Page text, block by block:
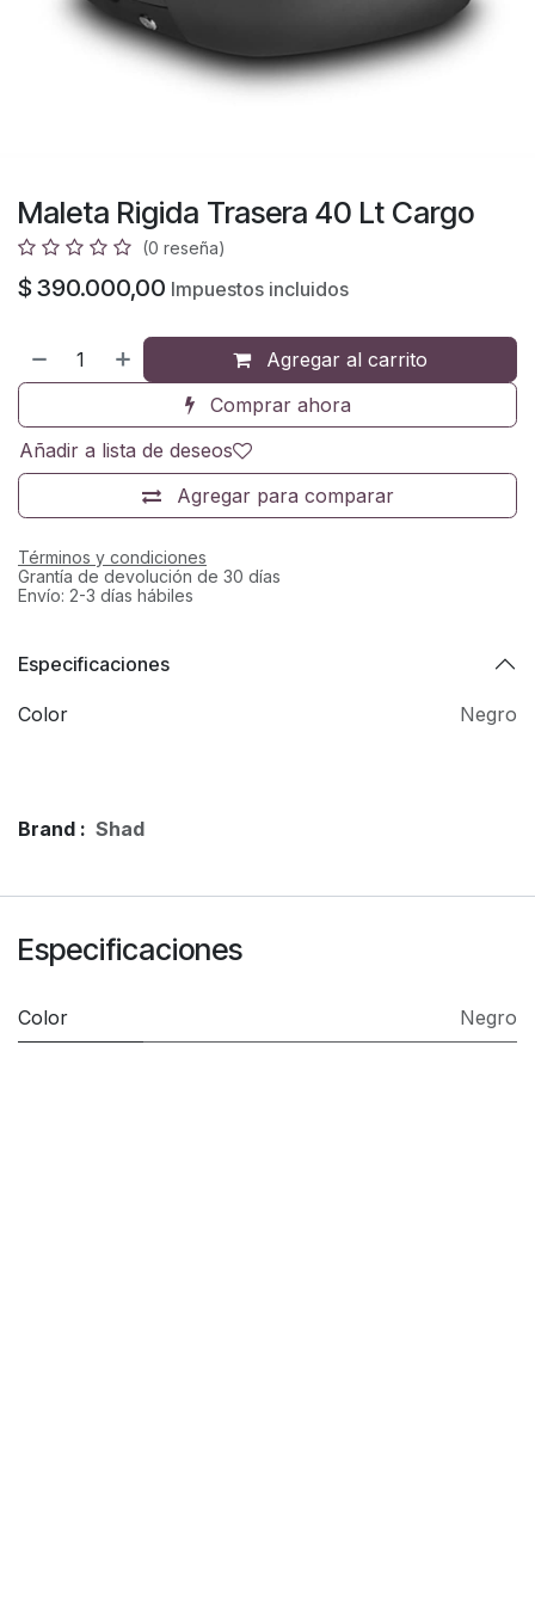
Maleta Rigida Trasera 40 Lt Cargo
(0 reseña)
$ 390.000,00 Impuestos incluidos
Agregar al carrito
Comprar ahora
Agregar para comparar
Añadir a lista de deseos
Términos y condiciones
Grantía de devolución de 30 días
Envío: 2-3 días hábiles
Especificaciones
Color Negro
Brand : Shad
Especificaciones
Color Negro